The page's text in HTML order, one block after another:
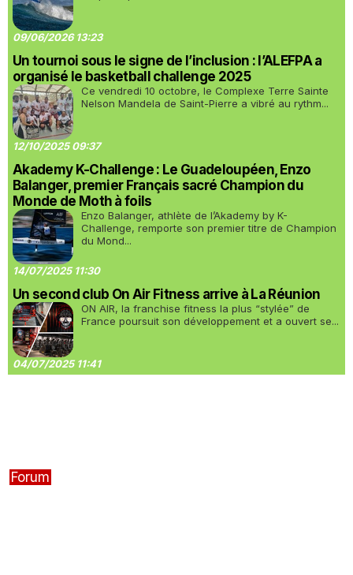
09/06/2026 13:23
Un tournoi sous le signe de l’inclusion : l’ALEFPA a
organisé le basketball challenge 2025
Ce vendredi 10 octobre, le Complexe Terre Sainte
Nelson Mandela de Saint-Pierre a vibré au rythm...
12/10/2025 09:37
Akademy K-Challenge : Le Guadeloupéen, Enzo
Balanger, premier Français sacré Champion du
Monde de Moth à foils
Enzo Balanger, athlète de l’Akademy by K-
Challenge, remporte son premier titre de Champion
du Mond...
14/07/2025 11:30
Un second club On Air Fitness arrive à La Réunion
ON AIR, la franchise fitness la plus “stylée” de
France poursuit son développement et a ouvert se...
04/07/2025 11:41
Forum